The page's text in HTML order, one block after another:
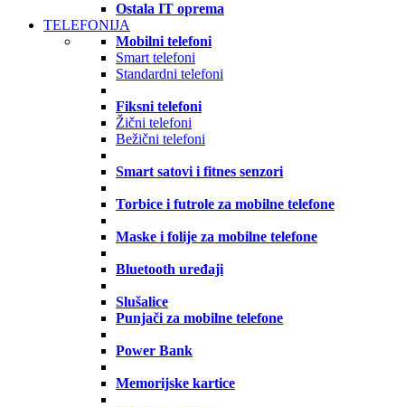
Ostala IT oprema
TELEFONIJA
Mobilni telefoni
Smart telefoni
Standardni telefoni
Fiksni telefoni
Žični telefoni
Bežični telefoni
Smart satovi i fitnes senzori
Torbice i futrole za mobilne telefone
Maske i folije za mobilne telefone
Bluetooth uređaji
Slušalice
Punjači za mobilne telefone
Power Bank
Memorijske kartice